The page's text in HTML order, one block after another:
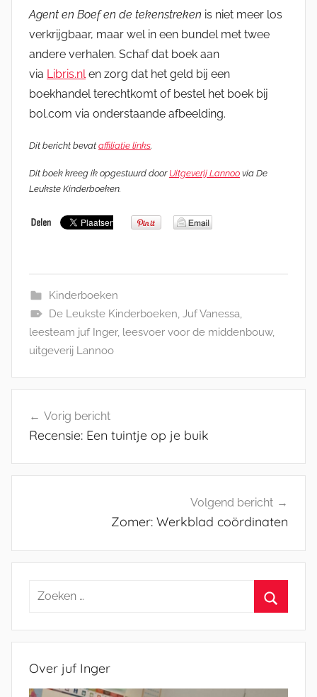
Agent en Boef en de tekenstreken is niet meer los
verkrijgbaar, maar wel in een bundel met twee
andere verhalen. Schaf dat boek aan
via Libris.nlen zorg dat het geld bij een
boekhandel terechtkomt of bestel het boek bij
bol.com via onderstaande afbeelding.
Dit bericht bevat affiliatie links.
Dit boek kreeg ik opgestuurd door Uitgeverij Lannoo via De
Leukste Kinderboeken.
Kinderboeken
De Leukste Kinderboeken, Juf Vanessa,
leesteam juf Inger, leesvoer voor de middenbouw,
uitgeverij Lannoo
navigatie
Vorig bericht
Recensie: Een tuintje op je buik
Volgend bericht
Zomer: Werkblad coördinaten
Zoeken
Over juf Inger